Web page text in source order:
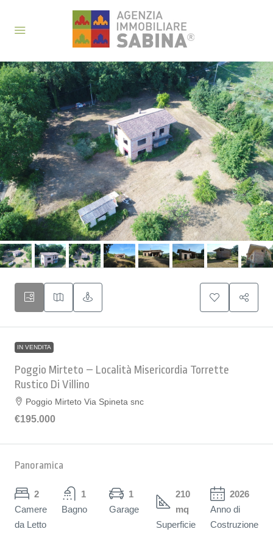
IN VENDITA
Poggio Mirteto – Località Misericordia Torrette
Rustico Di Villino
Poggio Mirteto Via Spineta snc
€195.000
Panoramica
2
Camere
da Letto
1
Bagno
1
Garage
210
mq
Superficie
2026
Anno di
Costruzione